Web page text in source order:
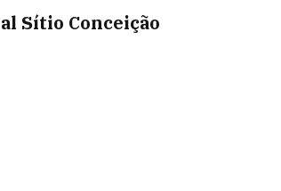
Sítio Conceição